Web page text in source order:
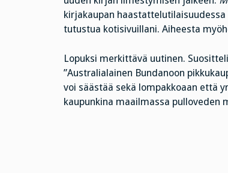
kirjakaupan
tutustua kotisivuillani. Aiheesta
Lopuksi merkittävä uutinen.
”Australialainen Bundanoon
voi säästää sekä lompakkoaan että
kaupunkina maailmassa pulloveden